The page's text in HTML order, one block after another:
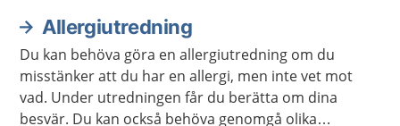
Allergiutredning
Du kan behöva göra en allergiutredning om du
misstänker att du har en allergi, men inte vet mot
vad. Under utredningen får du berätta om dina
besvär. Du kan också behöva genomgå olika